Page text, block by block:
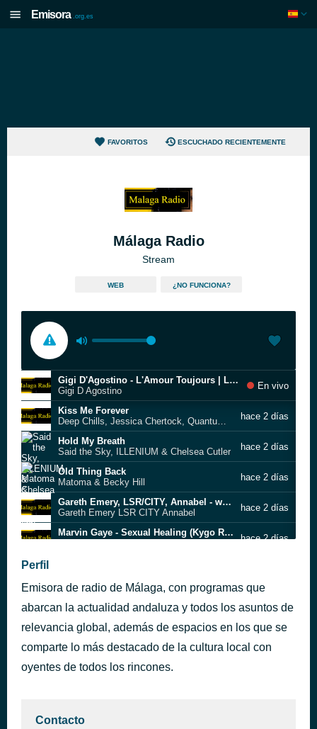
Emisora .org.es
FAVORITOS ESCUCHADO RECIENTEMENTE
Málaga Radio
Stream
WEB ¿NO FUNCIONA?
Gigi D'Agostino - L'Amour Toujours | LABACK Remix
Gigi D Agostino
En vivo
Kiss Me Forever
Deep Chills, Jessica Chertock, Quantum Pilots
hace 2 días
Hold My Breath
Said the Sky, ILLENIUM & Chelsea Cutler
hace 2 días
Old Thing Back
Matoma & Becky Hill
hace 2 días
Gareth Emery, LSR/CITY, Annabel - without u (GE Club mix) [Official Music Video] 4K
Gareth Emery LSR CITY Annabel
hace 2 días
Marvin Gaye - Sexual Healing (Kygo Remix) Tropical House
hace 2 días
Enough To Me
Nerve, VSIDE, Alex Silves
Firestone
Kygo & Tina Turner
hace 2 días
I Got U
Duke Dumont
Perfil
Emisora de radio de Málaga, con programas que
abarcan la actualidad andaluza y todos los asuntos de
relevancia global, además de espacios en los que se
comparte lo más destacado de la cultura local con
oyentes de todos los rincones.
Contacto